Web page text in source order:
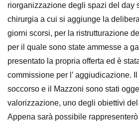
riorganizzazione degli spazi del day
chirurgia a cui si aggiunge la
giorni scorsi, per la ristrutturazione
per il quale sono state ammesse a
presentato la propria offerta ed è
commissione per l’ aggiudicazione.
soccorso e il Mazzoni sono stati
valorizzazione, uno degli obiettivi
Appena sarà possibile